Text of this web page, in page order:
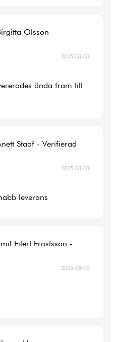
Olsson -
2025-08-08
ända fram till
Staaf - Verifierad
2025-08-08
leverans
Eilert Ernstsson -
2025-08-10